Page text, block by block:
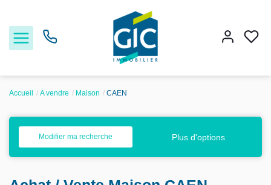
Acheter
Louer
Accueil A vendre Maison CAEN
Modifier ma recherche Plus d'options